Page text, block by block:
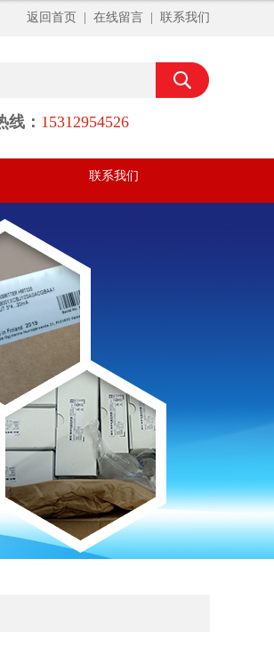
返回首页 在线留言 联系我们
线： 15312954526
联系我们